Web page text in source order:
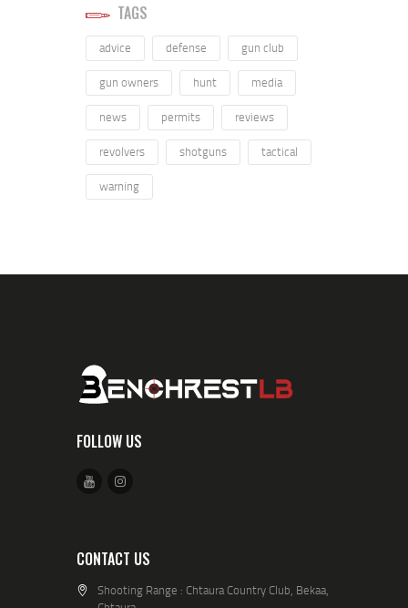
TAGS
advice defense gun club
gun owners hunt media
news permits reviews
revolvers shotguns tactical
warning
FOLLOW US
CONTACT US
Shooting Range : Chtaura Country Club, Bekaa,